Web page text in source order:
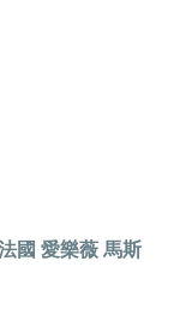
國 愛樂薇 馬斯